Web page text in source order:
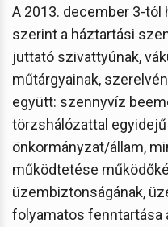
A 2013. december 3-tól
szerint a háztartási
juttató szivattyúnak,
műtárgyainak,
együtt: szennyvíz
törzshálózattal
önkormányzat/állam,
működtetése
üzembiztonságának,
folyamatos fenntartása